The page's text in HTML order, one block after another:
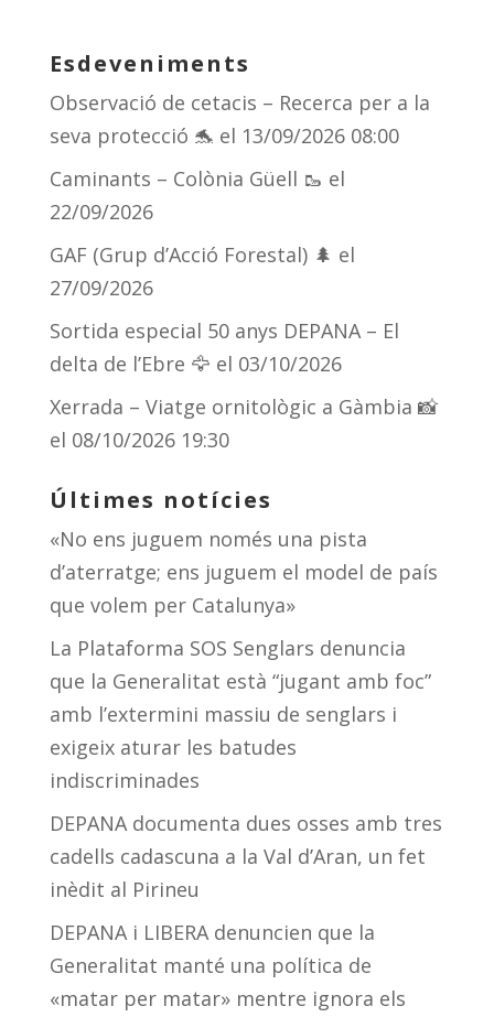
Esdeveniments
Observació de cetacis – Recerca per a la
seva protecció 🐬 el 13/09/2026 08:00
Caminants – Colònia Güell 🥾 el
22/09/2026
GAF (Grup d’Acció Forestal) 🌲 el
27/09/2026
Sortida especial 50 anys DEPANA – El
delta de l’Ebre 🦅 el 03/10/2026
Xerrada – Viatge ornitològic a Gàmbia 📸
el 08/10/2026 19:30
Últimes notícies
«No ens juguem només una pista
d’aterratge; ens juguem el model de país
que volem per Catalunya»
La Plataforma SOS Senglars denuncia
que la Generalitat està “jugant amb foc”
amb l’extermini massiu de senglars i
exigeix aturar les batudes
indiscriminades
DEPANA documenta dues osses amb tres
cadells cadascuna a la Val d’Aran, un fet
inèdit al Pirineu
DEPANA i LIBERA denuncien que la
Generalitat manté una política de
«matar per matar» mentre ignora els